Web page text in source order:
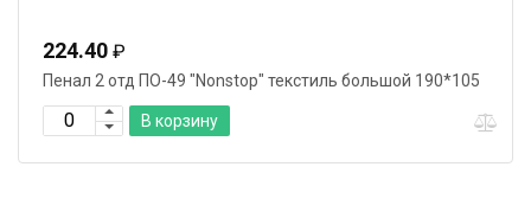
224.40 ₽
Пенал 2 отд ПО-49 "Nonstop" текстиль большой 190*105
В корзину